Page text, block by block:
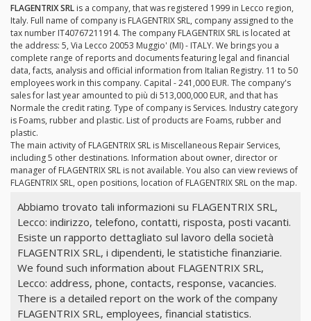
FLAGENTRIX SRL is a company, that was registered 1999 in Lecco region,
Italy. Full name of company is FLAGENTRIX SRL, company assigned to the
tax number IT40767211914. The company FLAGENTRIX SRL is located at
the address: 5, Via Lecco 20053 Muggio' (MI) - ITALY. We brings you a
complete range of reports and documents featuring legal and financial
data, facts, analysis and official information from Italian Registry. 11 to 50
employees work in this company. Capital - 241,000 EUR. The company's
sales for last year amounted to più di 513,000,000 EUR, and that has
Normale the credit rating. Type of company is Services. Industry category
is Foams, rubber and plastic. List of products are Foams, rubber and
plastic.
The main activity of FLAGENTRIX SRL is Miscellaneous Repair Services,
including 5 other destinations. Information about owner, director or
manager of FLAGENTRIX SRL is not available. You also can view reviews of
FLAGENTRIX SRL, open positions, location of FLAGENTRIX SRL on the map.
Abbiamo trovato tali informazioni su FLAGENTRIX SRL,
Lecco: indirizzo, telefono, contatti, risposta, posti vacanti.
Esiste un rapporto dettagliato sul lavoro della società
FLAGENTRIX SRL, i dipendenti, le statistiche finanziarie.
We found such information about FLAGENTRIX SRL,
Lecco: address, phone, contacts, response, vacancies.
There is a detailed report on the work of the company
FLAGENTRIX SRL, employees, financial statistics.